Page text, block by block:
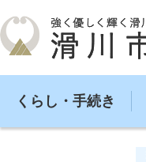
くらし・手続き